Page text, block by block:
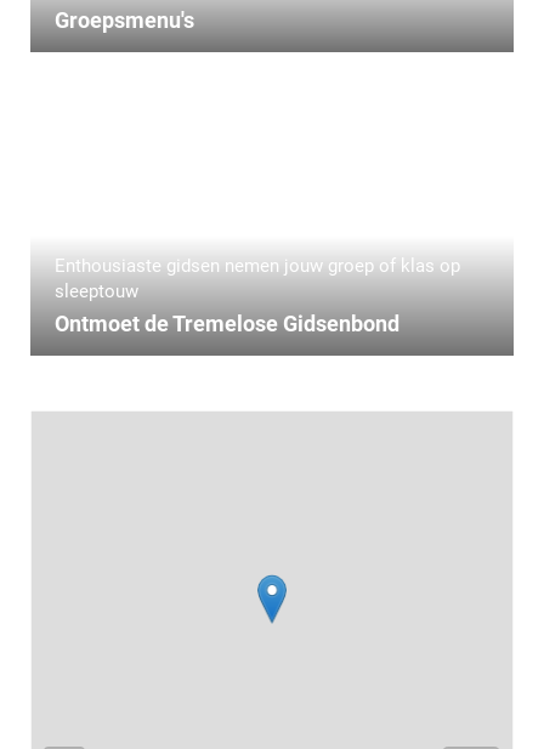
Groepsmenu's
Enthousiaste gidsen nemen jouw groep of klas op
sleeptouw
Ontmoet de Tremelose Gidsenbond